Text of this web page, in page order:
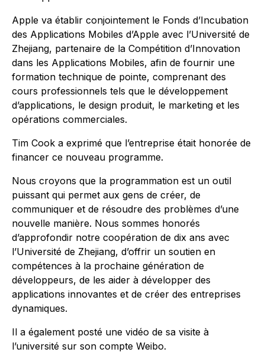
Apple va établir conjointement le Fonds d’Incubation
des Applications Mobiles d’Apple avec l’Université de
Zhejiang, partenaire de la Compétition d’Innovation
dans les Applications Mobiles, afin de fournir une
formation technique de pointe, comprenant des
cours professionnels tels que le développement
d’applications, le design produit, le marketing et les
opérations commerciales.
Tim Cook a exprimé que l’entreprise était honorée de
financer ce nouveau programme.
Nous croyons que la programmation est un outil
puissant qui permet aux gens de créer, de
communiquer et de résoudre des problèmes d’une
nouvelle manière. Nous sommes honorés
d’approfondir notre coopération de dix ans avec
l’Université de Zhejiang, d’offrir un soutien en
compétences à la prochaine génération de
développeurs, de les aider à développer des
applications innovantes et de créer des entreprises
dynamiques.
Il a également posté une vidéo de sa visite à
l’université sur son compte Weibo.